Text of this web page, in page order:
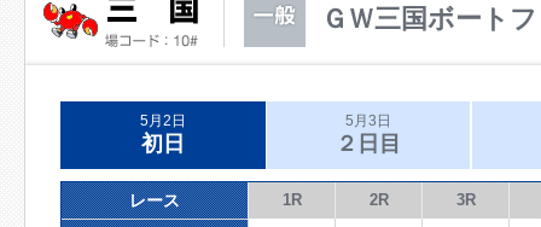
ＧＷ三国ボート
5月2日
初日
5月3日
２日目
レース 1R 2R 3R